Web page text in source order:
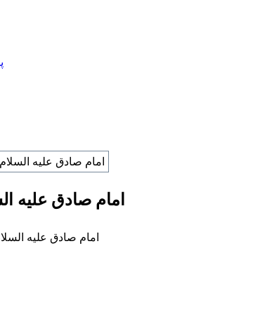
امام صادق علیه
امام صادق علیه